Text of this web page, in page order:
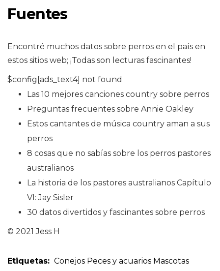
Fuentes
Encontré muchos datos sobre perros en el país en
estos sitios web; ¡Todas son lecturas fascinantes!
$config[ads_text4] not found
Las 10 mejores canciones country sobre perros
Preguntas frecuentes sobre Annie Oakley
Estos cantantes de música country aman a sus
perros
8 cosas que no sabías sobre los perros pastores
australianos
La historia de los pastores australianos Capítulo
VI: Jay Sisler
30 datos divertidos y fascinantes sobre perros
© 2021 Jess H
Etiquetas: Conejos Peces y acuarios Mascotas